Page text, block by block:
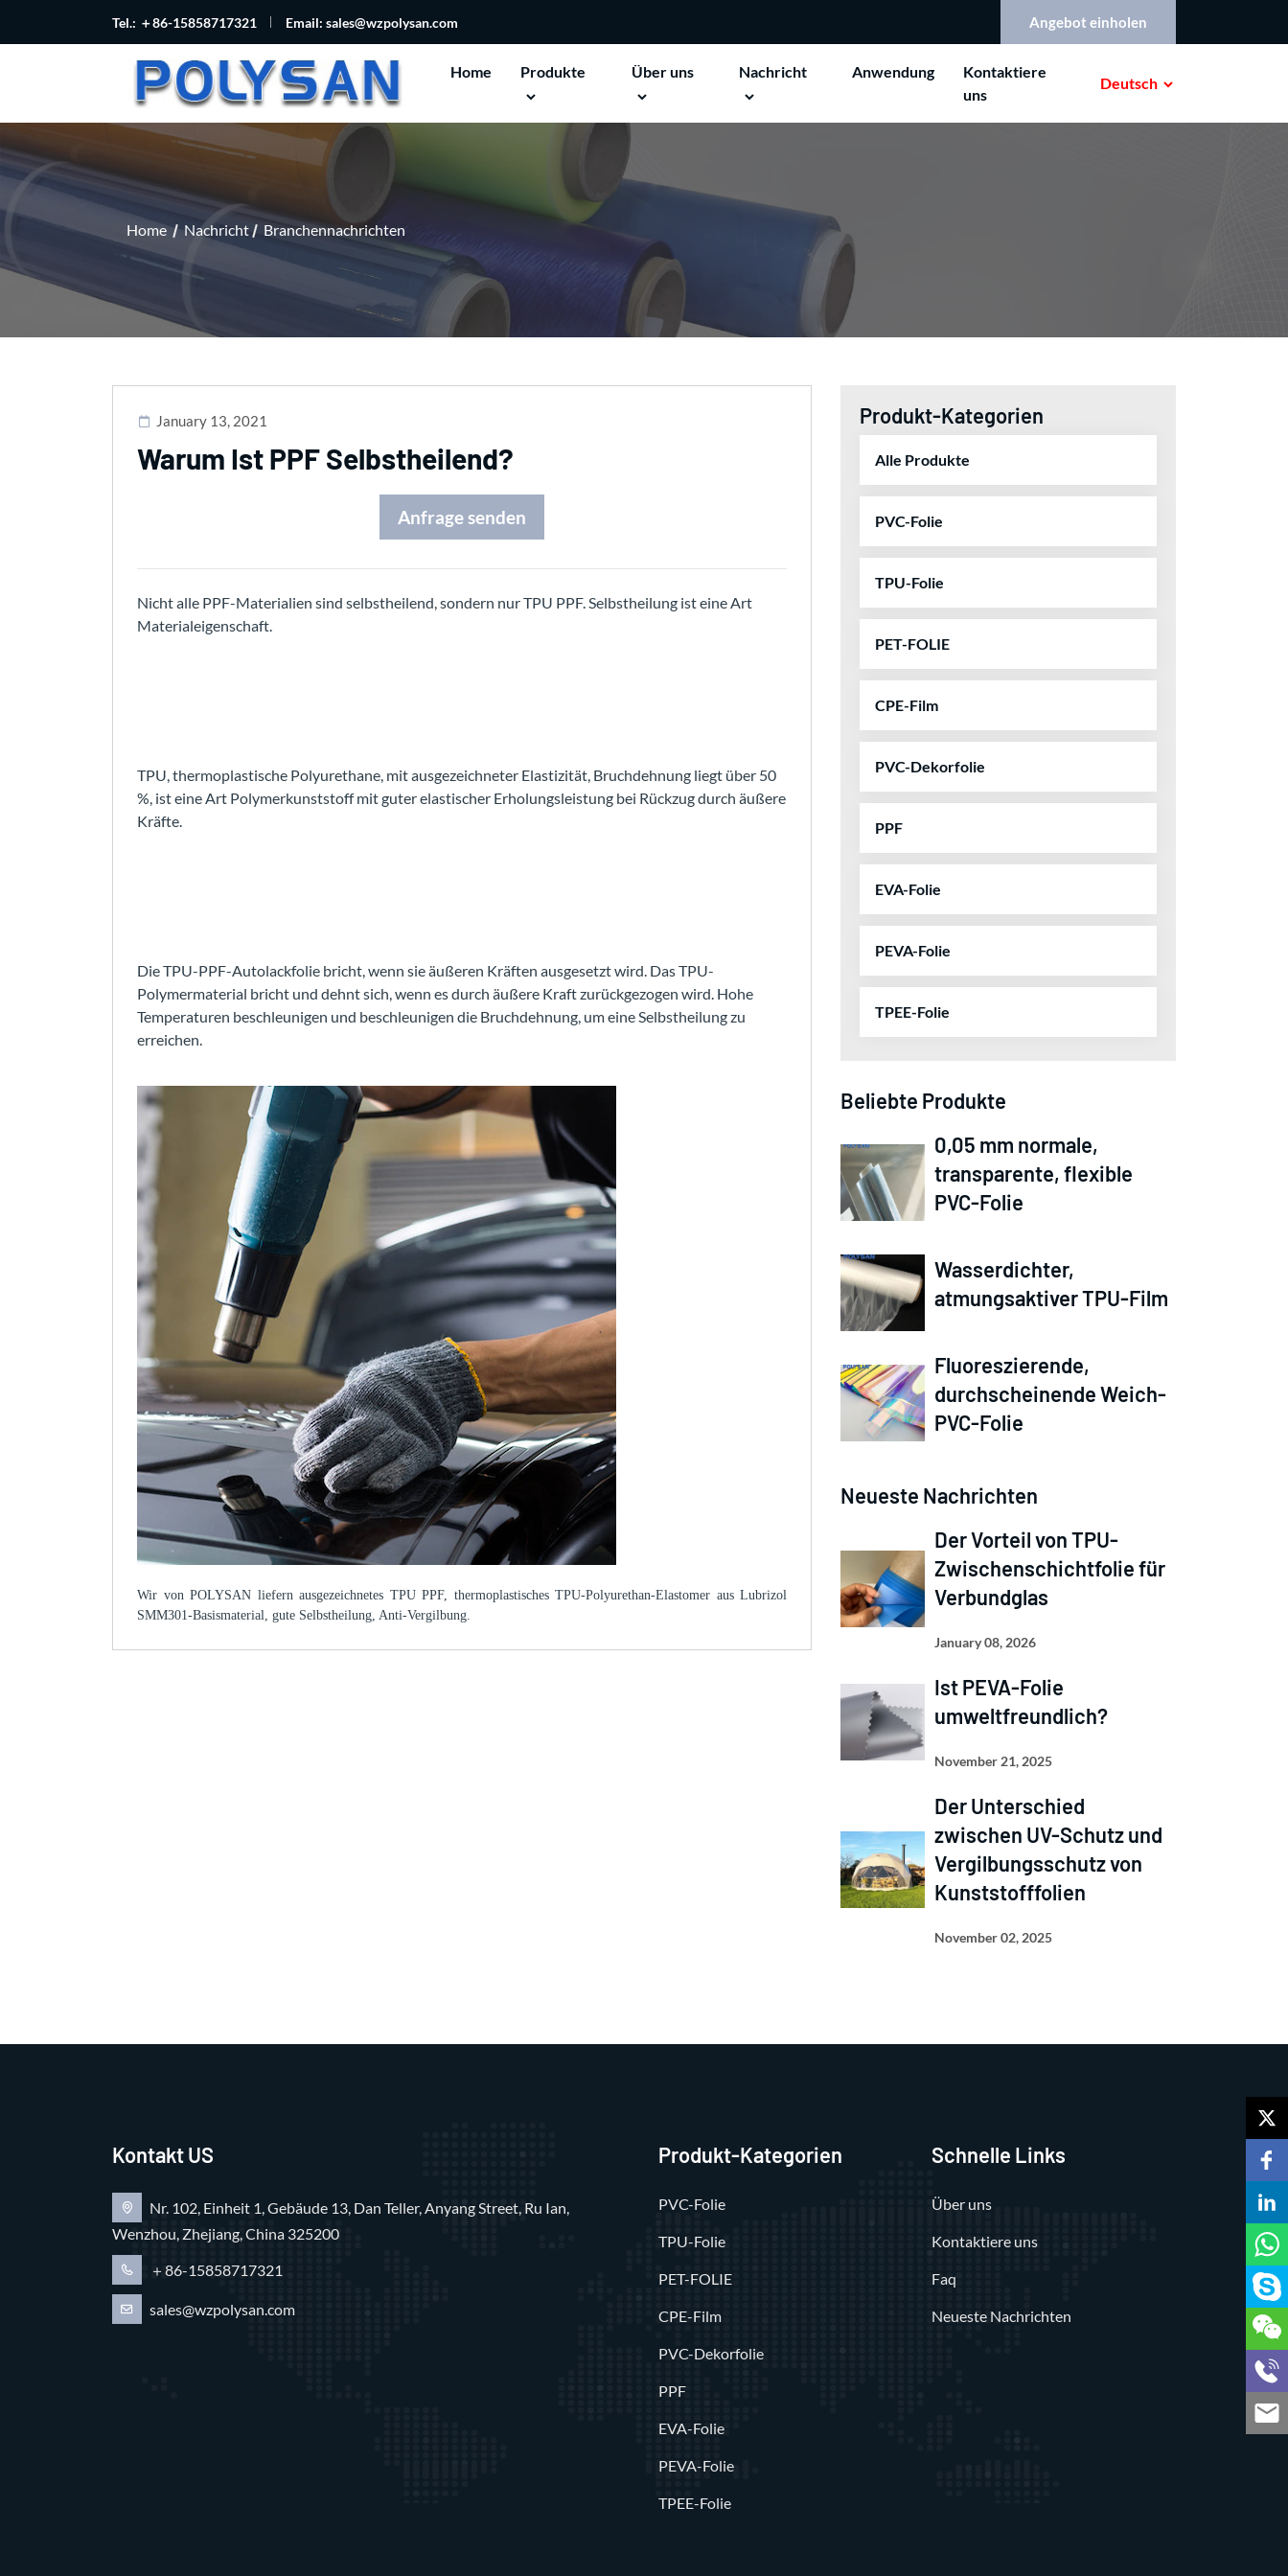
Tel.: ＋86-15858717321 Email: sales@wzpolysan.com Angebot einholen
Home Produkte Über uns Nachricht Anwendung
Kontaktiere
uns
Deutsch
Home Nachricht Branchennachrichten
January 13, 2021
Warum Ist PPF Selbstheilend?
Anfrage senden
Nicht alle PPF-Materialien sind selbstheilend, sondern nur TPU PPF. Selbstheilung ist eine Art
Materialeigenschaft.
TPU, thermoplastische Polyurethane, mit ausgezeichneter Elastizität, Bruchdehnung liegt über 50
%, ist eine Art Polymerkunststoff mit guter elastischer Erholungsleistung bei Rückzug durch äußere
Kräfte.
Die TPU-PPF-Autolackfolie bricht, wenn sie äußeren Kräften ausgesetzt wird. Das TPU-
Polymermaterial bricht und dehnt sich, wenn es durch äußere Kraft zurückgezogen wird. Hohe
Temperaturen beschleunigen und beschleunigen die Bruchdehnung, um eine Selbstheilung zu
erreichen.
Wir von POLYSAN liefern ausgezeichnetes TPU PPF, thermoplastisches TPU-Polyurethan-Elastomer aus Lubrizol
SMM301-Basismaterial, gute Selbstheilung, Anti-Vergilbung.
Produkt-Kategorien
Alle Produkte
PVC-Folie
TPU-Folie
PET-FOLIE
CPE-Film
PVC-Dekorfolie
PPF
EVA-Folie
PEVA-Folie
TPEE-Folie
Beliebte Produkte
0,05 mm normale,
transparente, flexible
PVC-Folie
Wasserdichter,
atmungsaktiver TPU-Film
Fluoreszierende,
durchscheinende Weich-
PVC-Folie
Neueste Nachrichten
Der Vorteil von TPU-
Zwischenschichtfolie für
Verbundglas
January 08, 2026
Ist PEVA-Folie
umweltfreundlich?
November 21, 2025
Der Unterschied
zwischen UV-Schutz und
Vergilbungsschutz von
Kunststofffolien
November 02, 2025
Kontakt US
Nr. 102, Einheit 1, Gebäude 13, Dan Teller, Anyang Street, Ru Ian,
Wenzhou, Zhejiang, China 325200
＋86-15858717321
sales@wzpolysan.com
Produkt-Kategorien
PVC-Folie
TPU-Folie
PET-FOLIE
CPE-Film
PVC-Dekorfolie
PPF
EVA-Folie
PEVA-Folie
TPEE-Folie
Schnelle Links
Über uns
Kontaktiere uns
Faq
Neueste Nachrichten